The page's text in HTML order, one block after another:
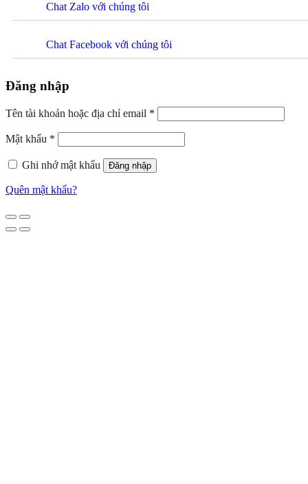
Chat Zalo với chúng tôi
Chat Facebook với chúng tôi
Đăng nhập
Tên tài khoản hoặc địa chỉ email *
Mật khẩu *
Ghi nhớ mật khẩu Đăng nhập
Quên mật khẩu?